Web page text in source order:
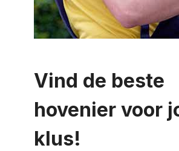
Vind de beste
hovenier voor
klus!